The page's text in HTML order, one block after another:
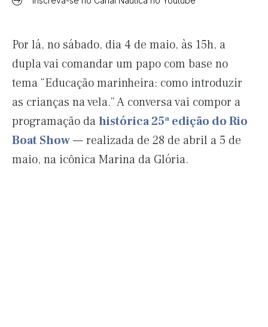
Por lá, no sábado, dia 4 de maio, às 15h, a
dupla vai comandar um papo com base no
tema “Educação marinheira: como introduzir
as crianças na vela.” A conversa vai compor a
programação dahistórica 25ª edição do Rio
Boat Show— realizada de 28 de abril a 5 de
maio, na icônica Marina da Glória.